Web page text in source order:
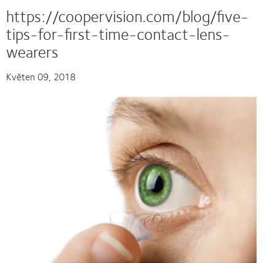
https://coopervision.com/blog/five-
tips-for-first-time-contact-lens-
wearers
Květen 09, 2018